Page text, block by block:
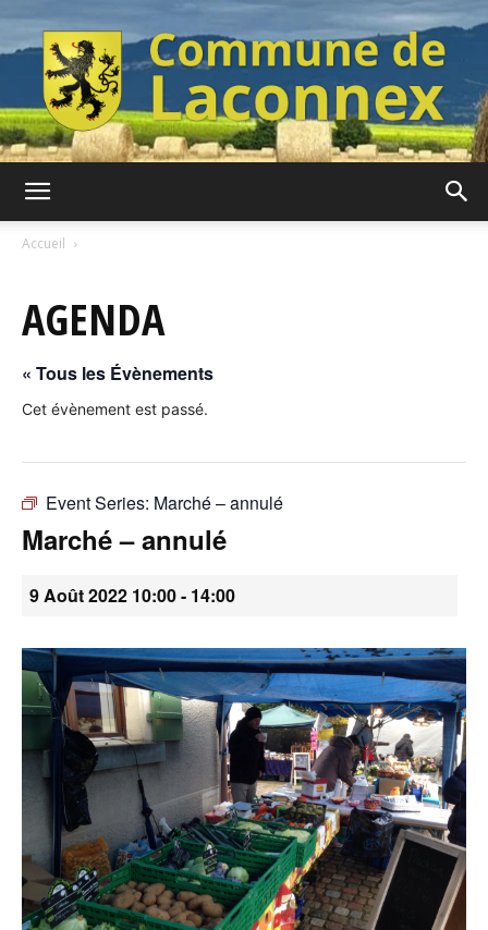
Laconnex
Canton
Accueil
AGENDA
« Tous les Évènements
Cet évènement est passé.
Event Series: Marché – annulé
Marché – annulé
9 Août 2022 10:00- 14:00